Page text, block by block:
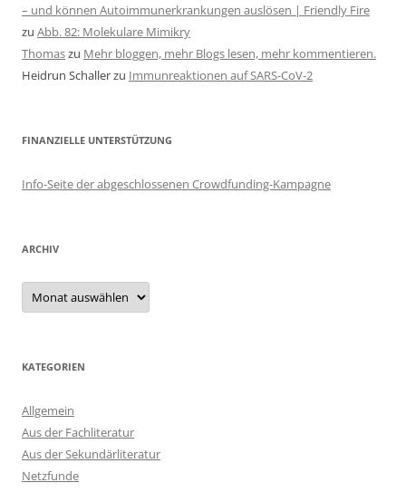
– und können Autoimmunerkrankungen auslösen | Friendly Fire
zu Abb. 82: Molekulare Mimikry
Thomaszu Mehr bloggen, mehr Blogs lesen, mehr kommentieren.
Heidrun Schallerzu Immunreaktionen auf SARS-CoV-2
FINANZIELLE UNTERSTÜTZUNG
Info-Seite der abgeschlossenen Crowdfunding-Kampagne
ARCHIV
Archiv
KATEGORIEN
Allgemein
Aus der Fachliteratur
Aus der Sekundärliteratur
Netzfunde